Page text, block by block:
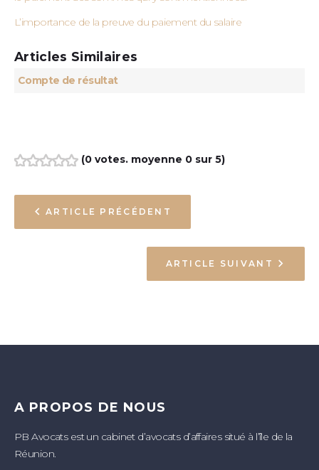
L’importance de la preuve du paiement du salaire
Articles Similaires
Compte de résultat
(0 votes. moyenne 0sur 5)
NAVIGATION
DE
ARTICLE PRÉCÉDENT
ARTICLE SUIVANT
A PROPOS DE NOUS
PB Avocats est un cabinet d’avocats d’affaires situé à l’île de la
Réunion.